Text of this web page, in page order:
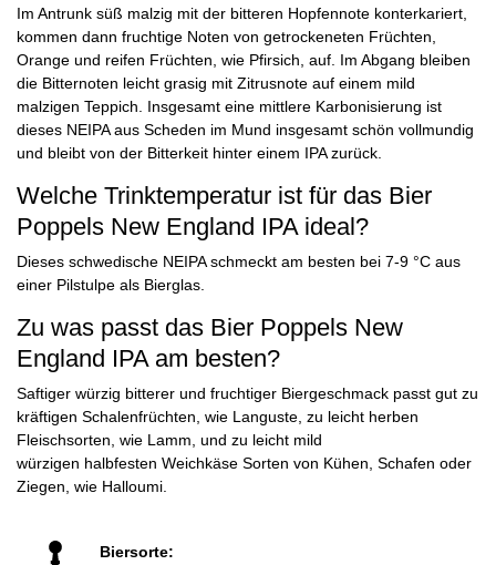
Im Antrunk süß malzig mit der bitteren Hopfennote konterkariert,
kommen dann fruchtige Noten von getrockeneten Früchten,
Orange und reifen Früchten, wie Pfirsich, auf. Im Abgang bleiben
die Bitternoten leicht grasig mit Zitrusnote auf einem mild
malzigen Teppich. Insgesamt eine mittlere Karbonisierung ist
dieses NEIPA aus Scheden im Mund insgesamt schön vollmundig
und bleibt von der Bitterkeit hinter einem IPA zurück.
Welche Trinktemperatur ist für das Bier
Poppels New England IPA ideal?
Dieses schwedische NEIPA schmeckt am besten bei 7-9 °C aus
einer Pilstulpe als Bierglas.
Zu was passt das Bier Poppels New
England IPA am besten?
Saftiger würzig bitterer und fruchtiger Biergeschmack passt gut zu
kräftigen Schalenfrüchten, wie Languste, zu leicht herben
Fleischsorten, wie Lamm, und zu leicht mild
würzigen halbfesten Weichkäse Sorten von Kühen, Schafen oder
Ziegen, wie Halloumi.
Biersorte: